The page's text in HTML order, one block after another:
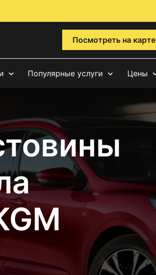
Посмотреть на карте
Популярные услуги Цены